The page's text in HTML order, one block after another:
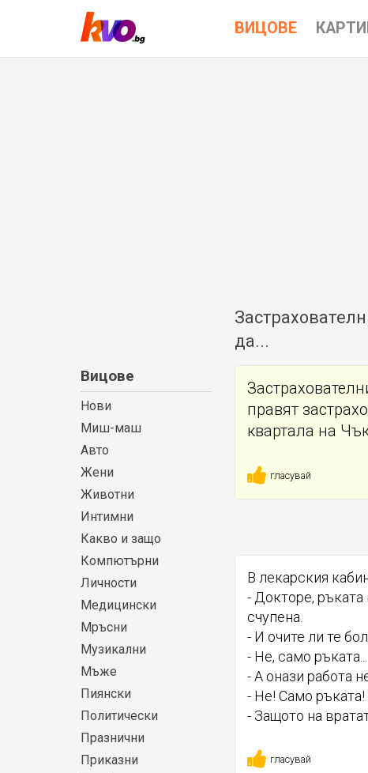
ВИЦОВЕ
да...
Вицове
Нови
Миш-маш
Авто
Жени
Животни
Интимни
Какво и защо
Компютърни
Личности
Медицински
Мръсни
Музикални
Мъже
Пиянски
Политически
Празнични
Приказни
правят
квартала на
гласувай
В лекарския
- Докторе,
счупена.
- И очите ли те
- Не, само ръката...
- А онази работа
- Не! Само
- Защото на
гласувай